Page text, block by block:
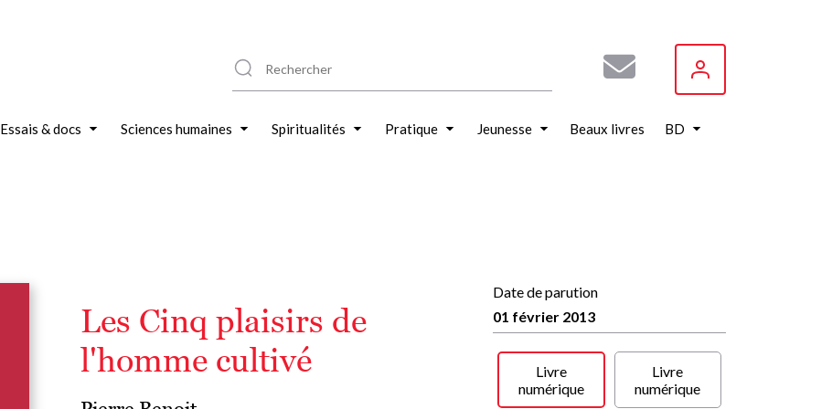
Essais & docs Sciences humaines Spiritualités Pratique Jeunesse Beaux livres BD
Les Cinq plaisirs de
l'homme cultivé
Date de parution
01 février 2013
Livre
numérique
Livre
numérique